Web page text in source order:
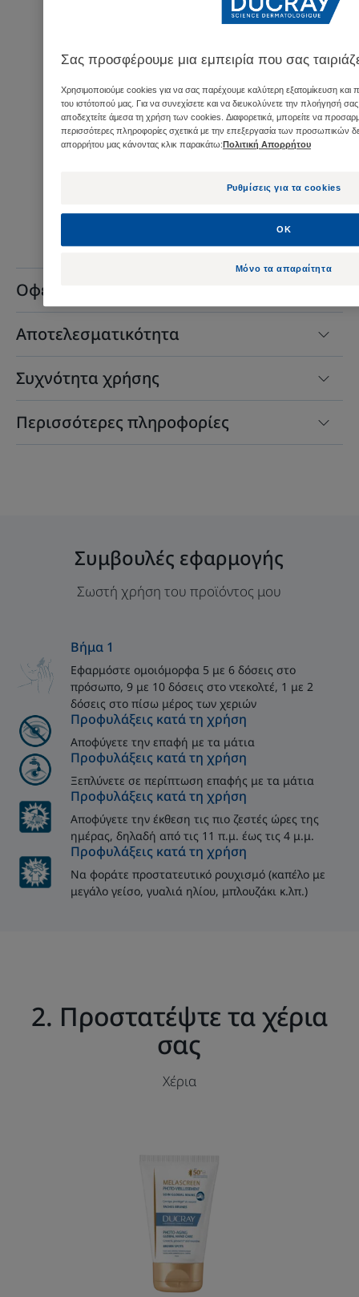
MELASCREEN
Προστατευτική κρέμα
κατά των κηλίδων SPF50+
Οφέλη
Αποτελεσματικότητα
Συχνότητα χρήσης
Περισσότερες πληροφορίες
Συμβουλές εφαρμογής
Σωστή χρήση του προϊόντος μου
Βήμα 1
Εφαρμόστε ομοιόμορφα 5 με 6 δόσεις στο
πρόσωπο, 9 με 10 δόσεις στο ντεκολτέ, 1 με 2
δόσεις στο πίσω μέρος των χεριών
Προφυλάξεις κατά τη χρήση
Αποφύγετε την επαφή με τα μάτια
Προφυλάξεις κατά τη χρήση
Ξεπλύνετε σε περίπτωση επαφής με τα μάτια
Προφυλάξεις κατά τη χρήση
Αποφύγετε την έκθεση τις πιο ζεστές ώρες της
ημέρας, δηλαδή από τις 11 π.μ. έως τις 4 μ.μ.
Προφυλάξεις κατά τη χρήση
Να φοράτε προστατευτικό ρουχισμό (καπέλο με
μεγάλο γείσο, γυαλιά ηλίου, μπλουζάκι κ.λπ.)
2. Προστατέψτε τα χέρια
σας
Χέρια
φροντίδα
χεριών
SPF50+
Σας προσφέρουμε μια εμπειρία που σας
Χρησιμοποιούμε cookies για να σας παρέχουμε καλύτερη εξατομίκευση και
του ιστότοπού μας. Για να συνεχίσετε και να διευκολύνετε την πλοήγησή
αποδεχτείτε άμεσα τη χρήση των cookies. Διαφορετικά, μπορείτε να
περισσότερες πληροφορίες σχετικά με την επεξεργασία των προσωπικών
απορρήτου μας κάνοντας κλικ παρακάτω: Πολιτική Απορρήτου
Ρυθμίσεις για τα cookies
Μόνο τα απαραίτητα
OK